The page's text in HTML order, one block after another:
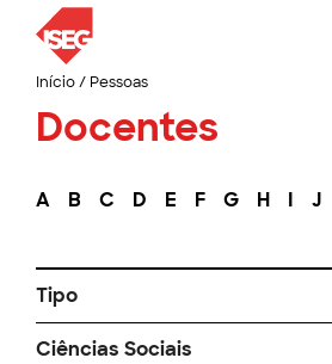
Início/ Pessoas
Docentes
A B C D E F G H I J
Tipo
Ciências Sociais